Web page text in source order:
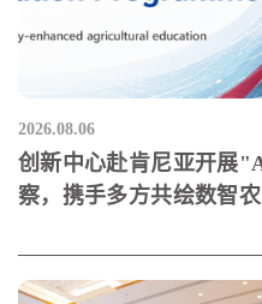
2026.08.06
创新中心赴肯尼亚开展
察，携手多方共绘数智